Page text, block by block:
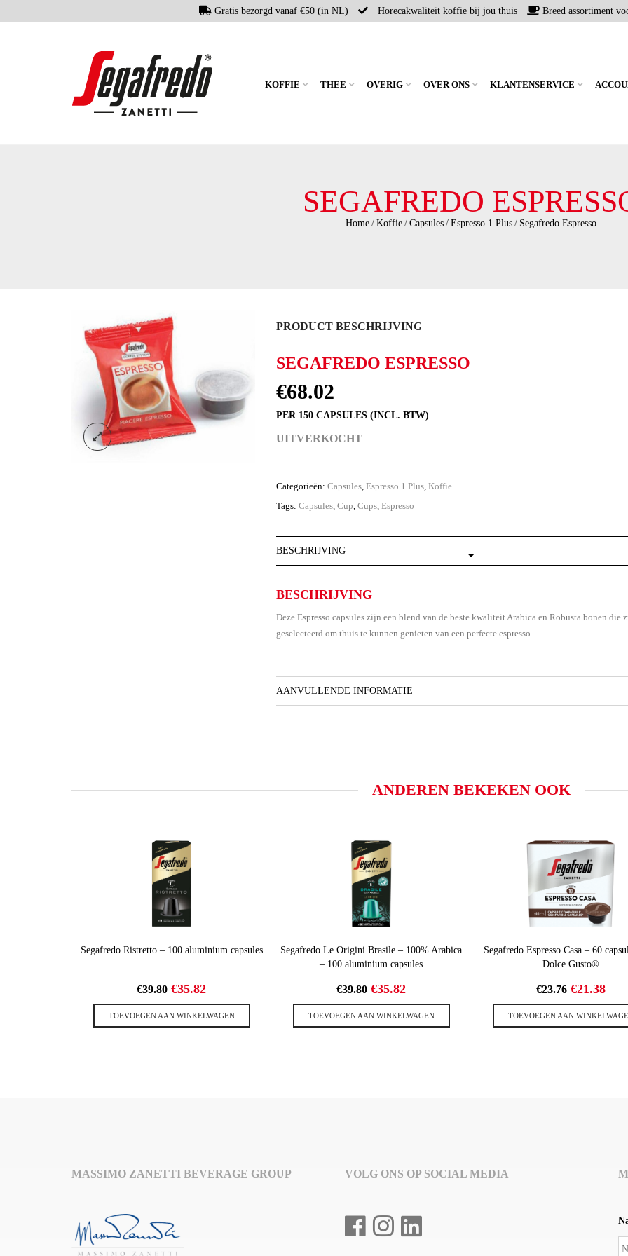
Gratis bezorgd vanaf €50 (in NL) Horecakwaliteit koffie bij jou thuis Breed assortiment
KOFFIE THEE OVERIG OVER ONS KLANTENSERVICE
SEGAFREDO
Home / Koffie / Capsules / Espresso 1 Plus / Segafredo Espresso
PRODUCT BESCHRIJVING
SEGAFREDO ESPRESSO
€68.02
PER 150 CAPSULES (INCL. BTW)
UITVERKOCHT
Categorieën:Capsules,Espresso 1 Plus,Koffie
Tags:Capsules,Cup,Cups,Espresso
BESCHRIJVING
BESCHRIJVING
Deze Espresso capsules zijn een blend van de beste kwaliteit Arabica en Robusta bonen die
geselecteerd om thuis te kunnen genieten van een perfecte espresso.
AANVULLENDE INFORMATIE
ANDEREN BEKEKEN OOK
Segafredo Ristretto – 100 aluminium capsules
€39.80 Oorspronkelijke
prijs
was:
€39.80.
€35.82Huidige
prijs
is:
€35.82.
TOEVOEGEN AAN WINKELWAGEN
Segafredo Le Origini Brasile – 100% Arabica
– 100 aluminium capsules
€39.80 Oorspronkelijke
prijs
was:
€39.80.
€35.82Huidige
prijs
is:
€35.82.
TOEVOEGEN AAN WINKELWAGEN
Segafredo Espresso Casa – 60
Dolce Gusto®
€23.76
prijs
was:
€23.76.
€21.38
is:
TOEVOEGEN AAN
MASSIMO ZANETTI BEVERAGE GROUP VOLG ONS OP SOCIAL MEDIA